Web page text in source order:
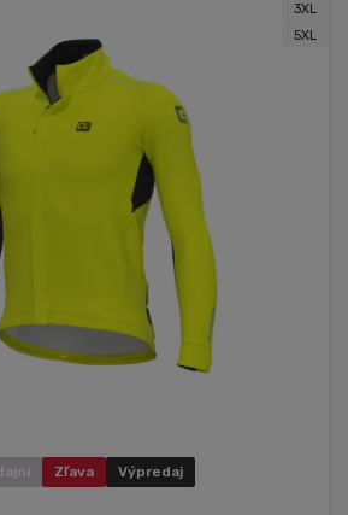
3XL
5XL
Zľava Výpredaj